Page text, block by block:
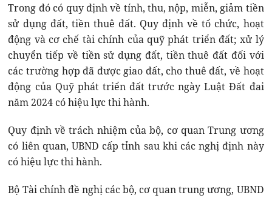
Trong đó có quy định về tính, thu, nộp, miễn, giảm tiền
sử dụng đất, tiền thuê đất. Quy định về tổ chức, hoạt
động và cơ chế tài chính của quỹ phát triển đất; xử lý
chuyển tiếp về tiền sử dụng đất, tiền thuê đất đối với
các trường hợp đã được giao đất, cho thuê đất, về hoạt
động của Quỹ phát triển đất trước ngày Luật Đất đai
năm 2024 có hiệu lực thi hành.
Quy định về trách nhiệm của bộ, cơ quan Trung ương
có liên quan, UBND cấp tỉnh sau khi các nghị định này
có hiệu lực thi hành.
Bộ Tài chính đề nghị các bộ, cơ quan trung ương, UBND